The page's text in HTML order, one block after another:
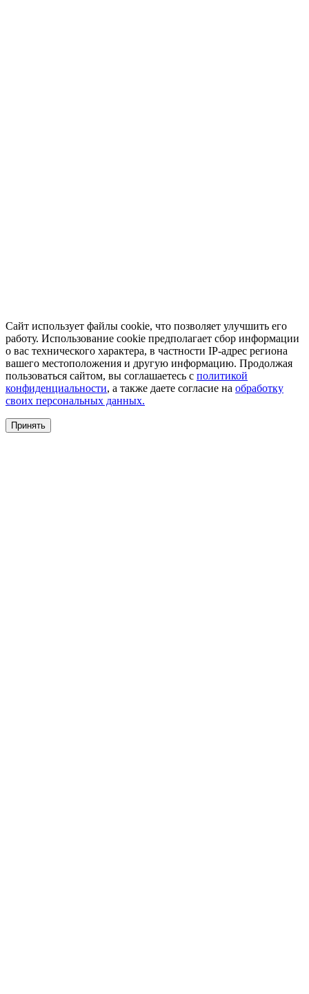
Сайт использует файлы cookie, что позволяет улучшить его
работу. Использование cookie предполагает сбор информации
о вас технического характера, в частности IP-адрес региона
вашего местоположения и другую информацию. Продолжая
пользоваться сайтом, вы соглашаетесь с политикой
конфиденциальности, а также даете согласие на обработку
своих персональных данных.
Принять